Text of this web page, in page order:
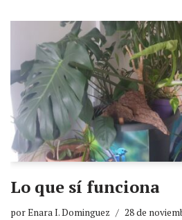
Lo que sí funciona
porEnara I. Dominguez 28 de